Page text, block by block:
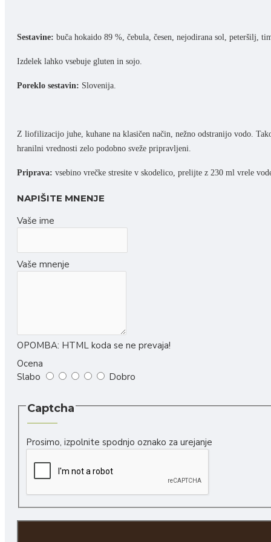
Rokodelski izdelki
Svečke, voski in izparilniki
Leseni izdelki
Keramični izdelki
Darilne embalaže
Sestavine: buča hokaido 89 %, čebula, česen, nejodirana sol, peteršilj,
Izdelek lahko vsebuje gluten in sojo.
Poreklo sestavin: Slovenija.
Z liofilizacijo juhe, kuhane na klasičen način, nežno odstranijo vodo.
hranilni vrednosti zelo podobno sveže pripravljeni.
Priprava: vsebino vrečke stresite v skodelico, prelijte z 230 ml vrele
NAPIŠITE MNENJE
Vaše ime
Vaše mnenje
OPOMBA: HTML koda se ne prevaja!
Ocena
Slabo
Dobro
Captcha
Prosimo, izpolnite spodnjo oznako za urejanje